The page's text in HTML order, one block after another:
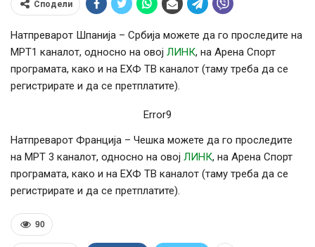
Сподели
Натпреварот Шпанија – Србија можете да го проследите на
МРТ1 каналот, односно на овој ЛИНК, на Арена Спорт
програмата, како и на ЕХФ ТВ каналот (таму треба да се
регистрирате и да се претплатите).
Error9
Натпреварот Франција – Чешка можете да го проследите
на МРТ 3 каналот, односно на овој ЛИНК, на Арена Спорт
програмата, како и на ЕХФ ТВ каналот (таму треба да се
регистрирате и да се претплатите).
90